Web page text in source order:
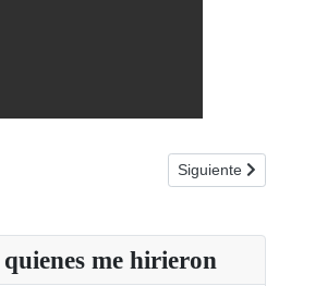
AGRAJER para docentesArtículo siguiente:
Siguiente
me hirieron